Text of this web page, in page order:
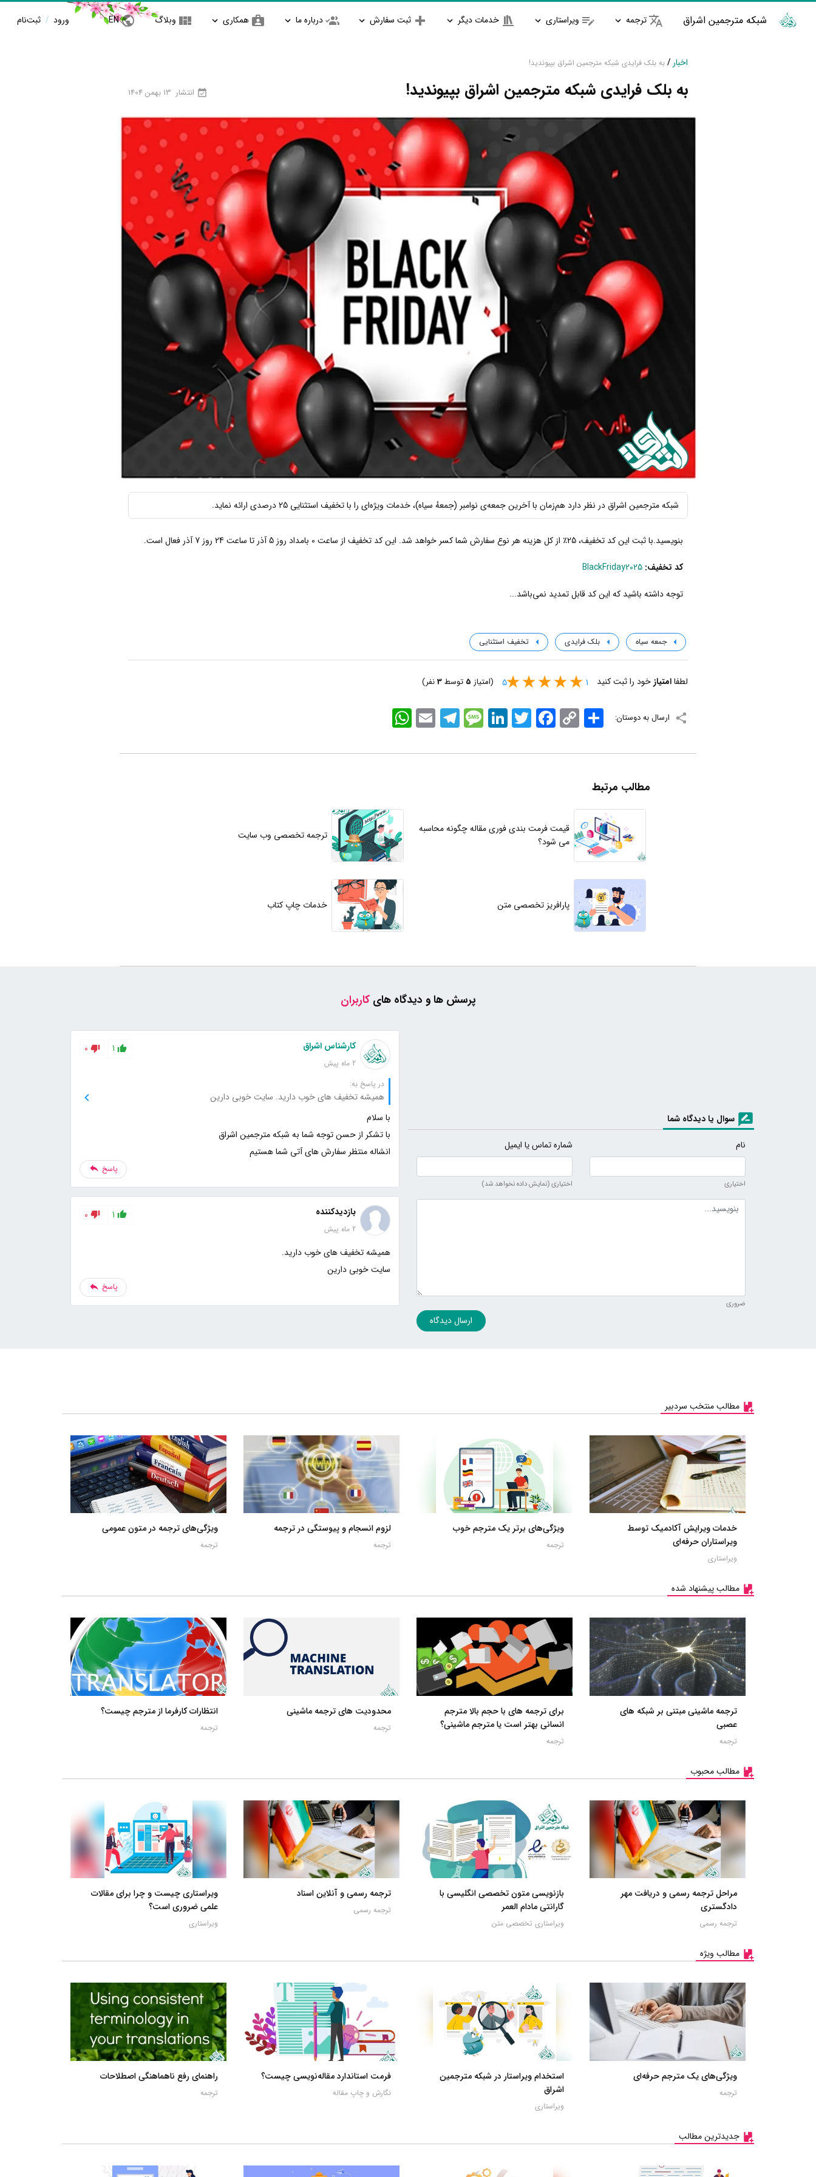
شبکه مترجمین اشراق ترجمه ویراستاری خدمات دیگر ثبت سفارش درباره ما همکاری وبلاگ EN ورود / ثبت‌نام
اخبار / به بلک فرایدی شبکه مترجمین اشراق بپیوندید!
به بلک فرایدی شبکه مترجمین اشراق بپیوندید! انتشار 13 بهمن 1404
شبکه مترجمین اشراق در نظر دارد هم‌زمان با آخرین جمعه‌ی نوامبر (جمعهٔ سیاه)، خدمات ویژه‌ای را با تخفیف استثنایی 25 درصدی ارائه نماید.
بنویسید.با ثبت این کد تخفیف، 25٪ از کل هزینه هر نوع سفارش شما کسر خواهد شد. این کد تخفیف از ساعت 0 بامداد روز 5 آذر تا ساعت 24 روز 7 آذر فعال است.
کد تخفیف: BlackFriday2025
توجه داشته باشید که این کد قابل تمدید نمی‌باشد...
جمعه سیاه بلک فرایدی تخفیف استثنایی
لطفاامتیاز خود را ثبت کنید 1
5 (امتیاز 5 توسط3نفر)
ارسال به دوستان: WhatsApp EmailTelegramMessageLinkedInTwitterFacebook Copy
Link
اشتراک
مطالب مرتبط
قیمت فرمت بندی فوری مقاله چگونه محاسبه
می شود؟
ترجمه تخصصی وب سایت
پارافریز تخصصی متن خدمات چاپ کتاب
پرسش ها و دیدگاه هایکاربران
سوال یا دیدگاه شما
نام
اختیاری
شماره تماس یا ایمیل
اختیاری (نمایش داده نخواهد شد)
متن دیدگاه
ضروری
ارسال دیدگاه
کارشناس اشراق
2 ماه پیش
1
0
در پاسخ به:
همیشه تخفیف های خوب دارید. سایت خوبی دارین
انشاله منتظر سفارش های آتی شما هستیم
پاسخ
بازدیدکننده
2 ماه پیش
1
0
سایت خوبی دارین
پاسخ
مطالب منتخب سردبیر
خدمات ویرایش آکادمیک توسط
ویراستاران حرفه‌ای
ویراستاری
ویژگی‌های برتر یک مترجم خوب
ترجمه
لزوم انسجام و پیوستگی در ترجمه
ترجمه
ویژگی‌های ترجمه در متون عمومی
ترجمه
مطالب پیشنهاد شده
ترجمه ماشینی مبتنی بر شبکه های
عصبی
ترجمه
برای ترجمه های با حجم بالا مترجم
انسانی بهتر است یا مترجم ماشینی؟
ترجمه
محدودیت های ترجمه ماشینی
ترجمه
انتظارات کارفرما از مترجم چیست؟
ترجمه
مطالب محبوب
مراحل ترجمه رسمی و دریافت مهر
دادگستری
ترجمه رسمی
بازنویسی متون تخصصی انگلیسی با
گارانتی مادام العمر
ویراستاری تخصصی متن
ترجمه رسمی و آنلاین اسناد
ترجمه رسمی
ویراستاری چیست و چرا برای مقالات
علمی ضروری است؟
ویراستاری
مطالب ویژه
ویژگی‌های یک مترجم حرفه‌ای
ترجمه
استخدام ویراستار در شبکه مترجمین
اشراق
ویراستاری
فرمت استاندارد مقاله‌نویسی چیست؟
نگارش و چاپ مقاله
راهنمای رفع ناهماهنگی اصطلاحات
ترجمه
جدیدترین مطالب